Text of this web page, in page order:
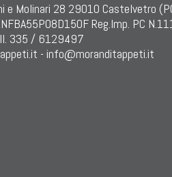
e Molinari 28 29010 Castelvetro
Reg.Imp. PC
335 / 6129497
- info@moranditappeti.it